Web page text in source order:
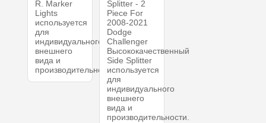
R. Marker
Lights
используется
для
индивидуального
внешнего
вида и
производительности.
Splitter - 2
Piece For
2008-2021
Dodge
Challenger
Высококачественный
Side Splitter
используется
для
индивидуального
внешнего
вида и
производительности.